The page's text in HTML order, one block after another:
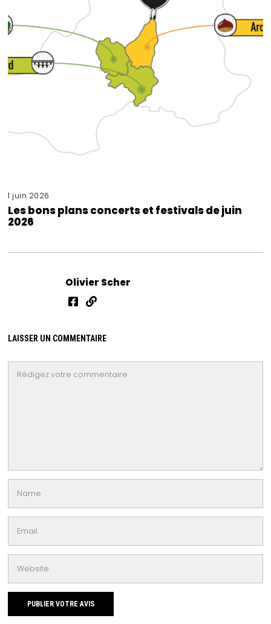
1 juin 2026
Les bons plans concerts et festivals de juin
2026
Olivier Scher
LAISSER UN COMMENTAIRE